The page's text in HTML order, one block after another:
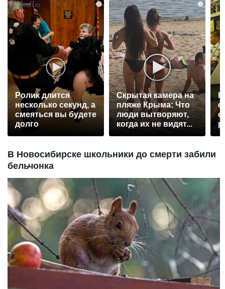
Ролик длится
несколько секунд, а
смеяться вы будете
долго
i
Скрытая камера на
пляже Крыма: Что
люди вытворяют,
когда их не видят...
В Новосибирске школьники до смерти забили
бельчонка